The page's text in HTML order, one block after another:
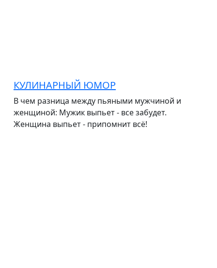
КУЛИНАРНЫЙ ЮМОР
В чем разница между пьяными мужчиной и
женщиной: Мужик выпьет - все забудет.
Женщина выпьет - припомнит всё!